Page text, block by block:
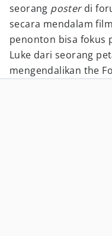
seorang posterdi
secara mendalam
penonton bisa fokus
Luke dari seorang
mengendalikan the